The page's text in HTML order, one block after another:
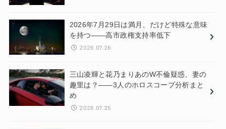
2026年7月29日は満月、だけど特殊な意味
を持つ——高市政権支持率低下
2026.07.26
三山凌輝と花乃まりあのW不倫疑惑、妻の
趣里は？——3人のホロスコープ分析まと
め
2026.07.25